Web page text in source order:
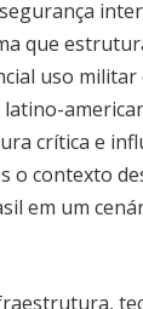
que
uso
crítica e
contexto
em um